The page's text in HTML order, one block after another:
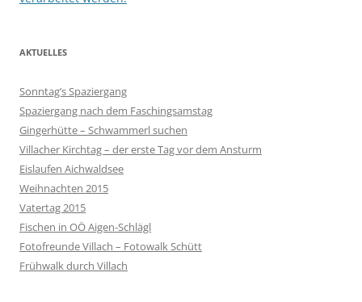
AKTUELLES
Sonntag’s Spaziergang
Spaziergang nach dem Faschingsamstag
Gingerhütte – Schwammerl suchen
Villacher Kirchtag – der erste Tag vor dem Ansturm
Eislaufen Aichwaldsee
Weihnachten 2015
Vatertag 2015
Fischen in OÖ Aigen-Schlägl
Fotofreunde Villach – Fotowalk Schütt
Frühwalk durch Villach